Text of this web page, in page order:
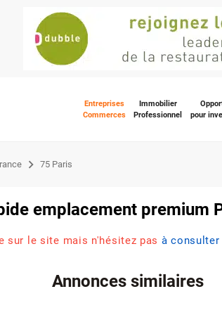
Entreprises
Commerces
Immobilier
Professionnel
pour
75 Paris
emplacement premium
sur le site mais n'hésitez pas à consulter
Annonces similaires